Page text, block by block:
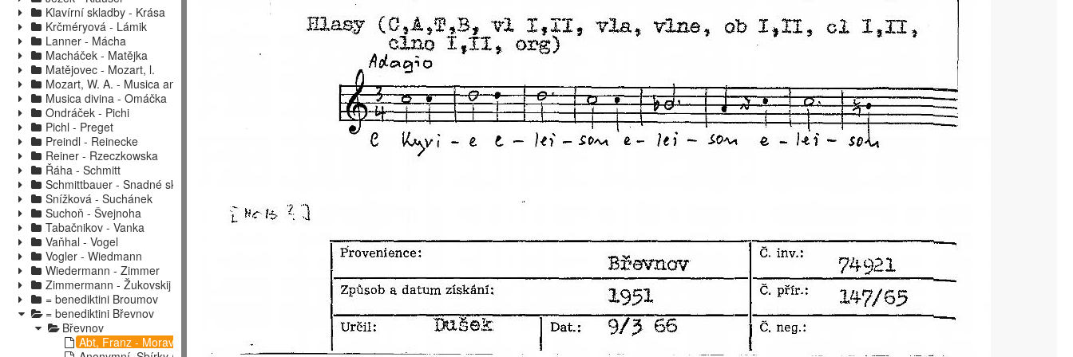
Klavírní skladby - Krása
Krčméryová - Lámik
Lanner - Mácha
Macháček - Matějka
Matějovec - Mozart, l.
Mozart, W. A. - Musica antiqua hung
Musica divina - Omáčka
Ondráček - Pichi
Pichl - Preget
Preindl - Reinecke
Reiner - Rzeczkowska
Řáha - Schmitt
Schmittbauer - Snadné skladby
Snížková - Suchánek
Suchoň - Švejnoha
Tabačnikov - Vanka
Vaňhal - Vogel
Vogler - Wiedmann
Wiedermann - Zimmer
Zimmermann - Žukovskij
= benediktini Broumov
= benediktini Břevnov
Břevnov
Abt, Franz - Moravec